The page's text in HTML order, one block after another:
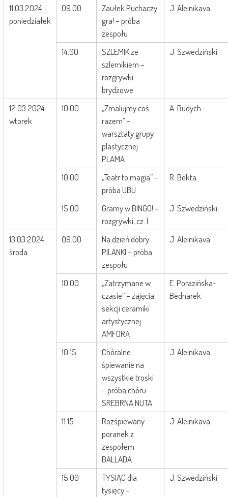
11.03.2024
poniedziałek
09.00
Zaułek Puchaczy
gra! – próba
zespołu
J. Aleinikava
14.00
SZLEMIK ze
szlemikiem –
rozgrywki
brydżowe
J. Szwedziński
12.03.2024
wtorek
10.00
„Zmalujmy coś
razem” –
warsztaty grupy
plastycznej
PLAMA
A. Budych
10.00
„Teatr to magia” –
próba UBU
R. Bekta
15.00
Gramy w BINGO! –
rozgrywki, cz. I
J. Szwedziński
13.03.2024
środa
09.00
Na dzień dobry
PILANKI – próba
zespołu
J. Aleinikava
10.00
„Zatrzymane w
czasie” – zajęcia
sekcji ceramiki
artystycznej
AMFORA
E. Porazińska-
Bednarek
10.15
Chóralne
śpiewanie na
wszystkie troski
– próba chóru
SREBRNA NUTA
J. Aleinikava
11.15
Rozśpiewany
poranek z
zespołem
BALLADA
J. Aleinikava
15.00
TYSIĄC dla
tysięcy –
J. Szwedziński